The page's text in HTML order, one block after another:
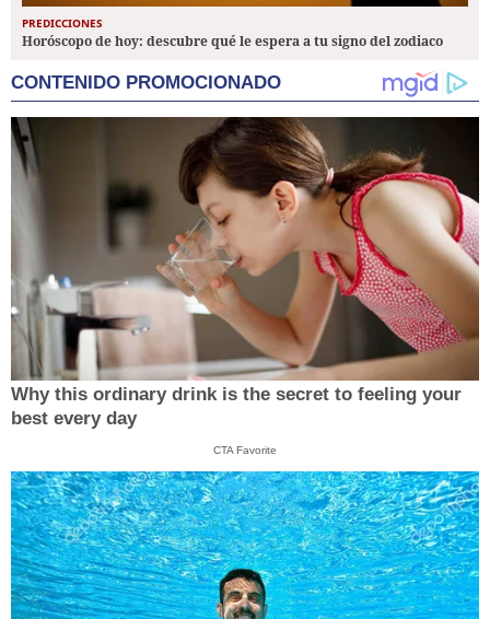
PREDICCIONES
Horóscopo de hoy: descubre qué le espera a tu signo del zodiaco
CONTENIDO PROMOCIONADO
Why this ordinary drink is the secret to feeling your
best every day
CTA Favorite